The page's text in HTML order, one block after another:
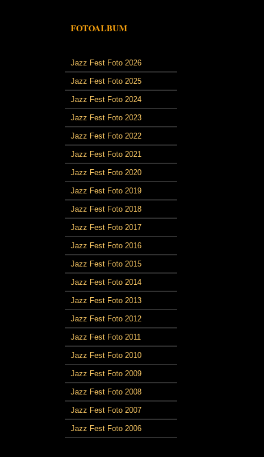
FOTOALBUM
Jazz Fest Foto 2026
Jazz Fest Foto 2025
Jazz Fest Foto 2024
Jazz Fest Foto 2023
Jazz Fest Foto 2022
Jazz Fest Foto 2021
Jazz Fest Foto 2020
Jazz Fest Foto 2019
Jazz Fest Foto 2018
Jazz Fest Foto 2017
Jazz Fest Foto 2016
Jazz Fest Foto 2015
Jazz Fest Foto 2014
Jazz Fest Foto 2013
Jazz Fest Foto 2012
Jazz Fest Foto 2011
Jazz Fest Foto 2010
Jazz Fest Foto 2009
Jazz Fest Foto 2008
Jazz Fest Foto 2007
Jazz Fest Foto 2006